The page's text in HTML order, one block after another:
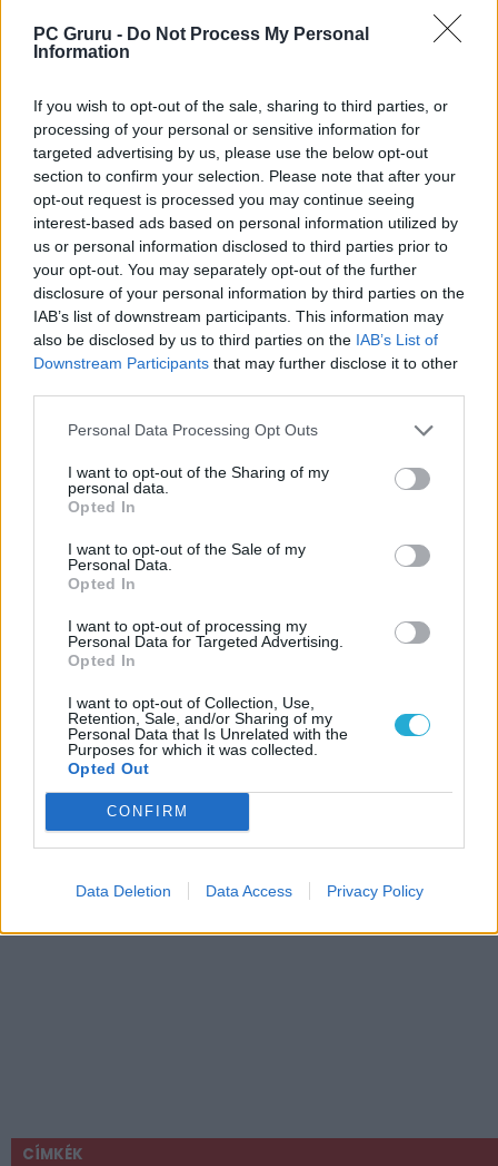
PC Gruru - Do Not Process My Personal
Information
If you wish to opt-out of the sale, sharing to third parties, or
processing of your personal or sensitive information for
targeted advertising by us, please use the below opt-out
section to confirm your selection. Please note that after your
opt-out request is processed you may continue seeing
interest-based ads based on personal information utilized by
us or personal information disclosed to third parties prior to
your opt-out. You may separately opt-out of the further
disclosure of your personal information by third parties on the
IAB’s list of downstream participants. This information may
also be disclosed by us to third parties on the IAB’s List of
Downstream Participants that may further disclose it to other
Personal Data Processing Opt Outs
I want to opt-out of the Sharing of my
personal data.
Opted In
I want to opt-out of the Sale of my
Personal Data.
Opted In
I want to opt-out of processing my
Personal Data for Targeted Advertising.
Opted In
I want to opt-out of Collection, Use,
Retention, Sale, and/or Sharing of my
Personal Data that Is Unrelated with the
Purposes for which it was collected.
Opted Out
CONFIRM
Data Deletion Data Access Privacy Policy
Nem árthat bekészíteni néhány extra
alsót a Resident Evil Requiemhez
Végtelenül egyszerű oka van annak, miért
nem Leon lett a Resident Evil Requiem
főszereplője
LEGFRISSEBB VIDEÓNK
CÍMKÉK